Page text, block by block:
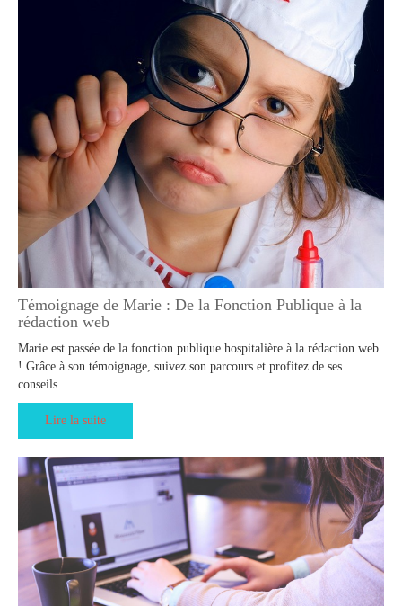
Témoignage de Marie : De la Fonction Publique à la
rédaction web
Marie est passée de la fonction publique hospitalière à la rédaction web
! Grâce à son témoignage, suivez son parcours et profitez de ses
conseils....
Lire la suite